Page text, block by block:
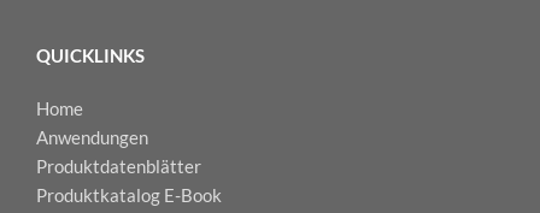
QUICKLINKS
Home
Anwendungen
Produktdatenblätter
Produktkatalog E-Book